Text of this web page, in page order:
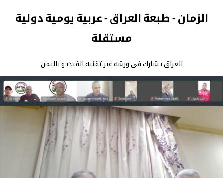
الزمان - طبعة العراق - عربية يومية دولية
مستقلة
العراق يشارك في ورشة عبر تقنية الفيديو باليمن